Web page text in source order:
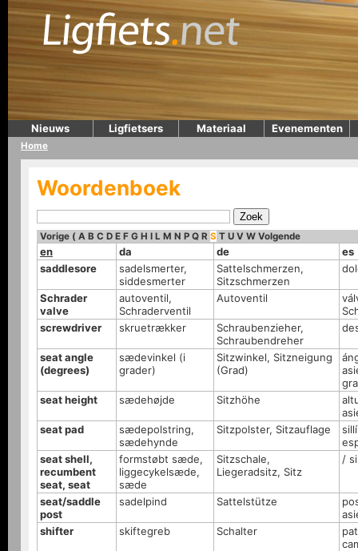
Nieuws Ligfietsers Materiaal Evenementen
Home
Woordenboek
Vorige ( A B C D E F G H I L M N P Q R S T U V W Volgende
en da de
es
saddlesore
sadelsmerter,
siddesmerter
Sattelschmerzen,
Sitzschmerzen
Schrader
valve
autoventil,
Schraderventil
Autoventil
screwdriver
skruetrækker
Schraubenzieher,
Schraubendreher
seat angle
(degrees)
sædevinkel (i
grader)
Sitzwinkel, Sitzneigung
(Grad)
seat height
sædehøjde Sitzhöhe
seat pad
sædepolstring,
sædehynde
Sitzpolster, Sitzauflage
seat shell,
recumbent
seat, seat
formstøbt sæde,
liggecykelsæde,
sæde
Sitzschale,
Liegeradsitz, Sitz
/
seat/saddle
post
sadelpind Sattelstütze
shifter
skiftegreb Schalter